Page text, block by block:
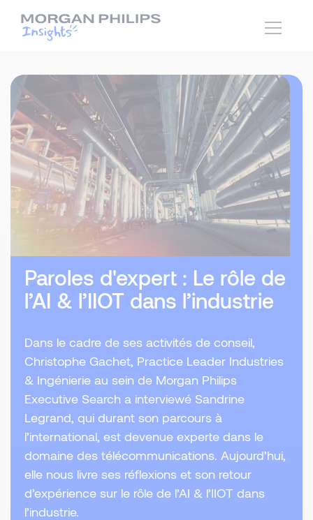
Paroles d'expert : Le rôle de
l’AI & l’IIOT dans l’industrie
Dans le cadre de ses activités de conseil,
Christophe Gachet, Practice Leader Industries
& Ingénierie au sein de Morgan Philips
Executive Search a interviewé Sandrine
Legrand, qui durant son parcours à
l’international, est devenue experte dans le
domaine des télécommunications. Aujourd’hui,
elle nous livre ses réflexions et son retour
d’expérience sur le rôle de l’AI & l’IIOT dans
l’industrie.